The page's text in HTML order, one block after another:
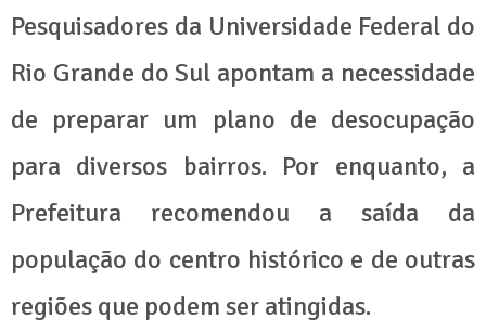
Pesquisadores da Universidade Federal do
Rio Grande do Sul apontam a necessidade
de preparar um plano de desocupação
para diversos bairros. Por enquanto, a
Prefeitura recomendou a saída da
população do centro histórico e de outras
regiões que podem ser atingidas.